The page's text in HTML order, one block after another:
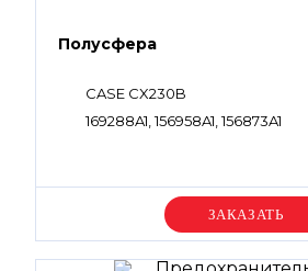
Полусфера
CASE CX230B
169288A1, 156958A1, 156873A1
Уточняйте цену